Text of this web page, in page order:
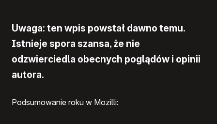
Uwaga: ten wpis powstał dawno temu.
Istnieje spora szansa, że nie
odzwierciedla obecnych poglądów i opinii
autora.
Podsumowanie roku w Mozilli: